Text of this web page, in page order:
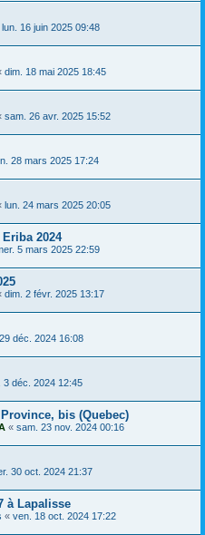
lun. 16 juin 2025 09:48
dim. 18 mai 2025 18:45
sam. 26 avr. 2025 15:52
28 mars 2025 17:24
lun. 24 mars 2025 20:05
2024
5 mars 2025 22:59
dim. 2 févr. 2025 13:17
déc. 2024 16:08
3 déc. 2024 12:45
bis (Quebec)
« sam. 23 nov. 2024 00:16
30 oct. 2024 21:37
à Lapalisse
« ven. 18 oct. 2024 17:22